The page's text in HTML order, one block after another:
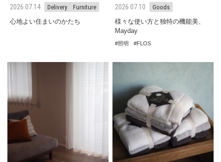
2026.07.14 Delivery
Furniture
心地よい住まいのかたち
2026.07.10
Goods
様々な使い方と独特の機能美、
Mayday
照明 FLOS